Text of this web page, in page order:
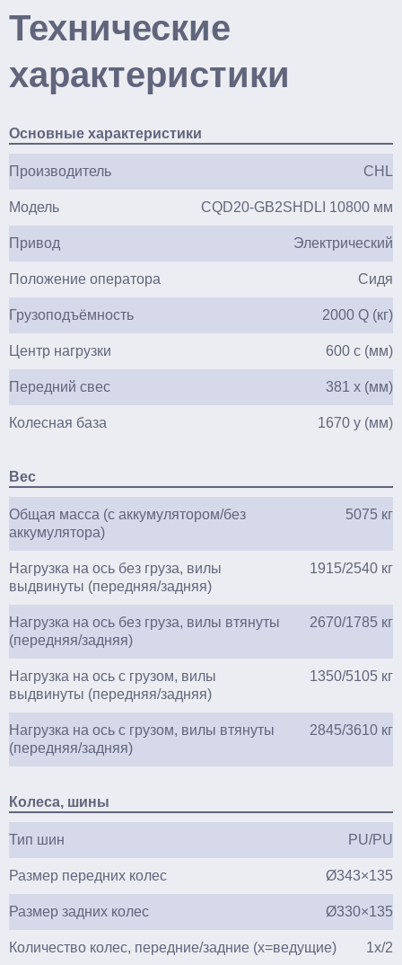
Технические
характеристики
Основные характеристики
Производитель CHL
Модель CQD20-GB2SHDLI 10800 мм
Привод Электрический
Положение оператора Сидя
Грузоподъёмность 2000 Q (кг)
Центр нагрузки 600 c (мм)
Передний свес 381 x (мм)
Колесная база 1670 y (мм)
Вес
Общая масса (с аккумулятором/без
аккумулятора)
5075 кг
Нагрузка на ось без груза, вилы
выдвинуты (передняя/задняя)
1915/2540 кг
Нагрузка на ось без груза, вилы втянуты
(передняя/задняя)
2670/1785 кг
Нагрузка на ось с грузом, вилы
выдвинуты (передняя/задняя)
1350/5105 кг
Нагрузка на ось с грузом, вилы втянуты
(передняя/задняя)
2845/3610 кг
Колеса, шины
Тип шин PU/PU
Размер передних колес Ø343×135
Размер задних колес Ø330×135
Количество колес, передние/задние (х=ведущие) 1x/2